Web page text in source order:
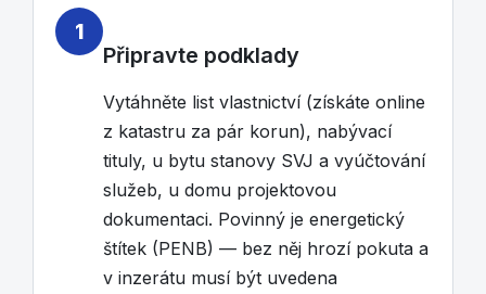
1
Připravte podklady
Vytáhněte list vlastnictví (získáte online
z katastru za pár korun), nabývací
tituly, u bytu stanovy SVJ a vyúčtování
služeb, u domu projektovou
dokumentaci. Povinný je energetický
štítek (PENB) — bez něj hrozí pokuta a
v inzerátu musí být uvedena